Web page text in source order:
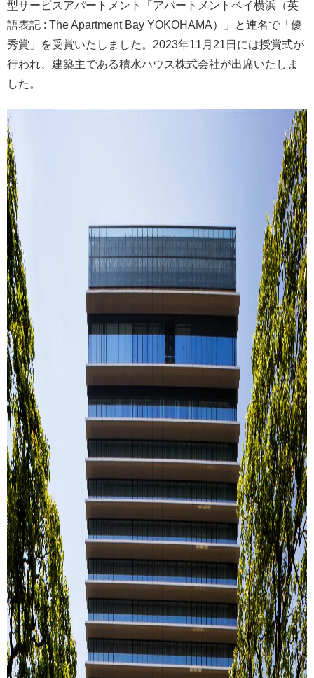
型サービスアパートメント「アパートメントベイ横浜（英
語表記 : The Apartment Bay YOKOHAMA）」と連名で「優
秀賞」を受賞いたしました。2023年11月21日には授賞式が
行われ、建築主である積水ハウス株式会社が出席いたしま
した。